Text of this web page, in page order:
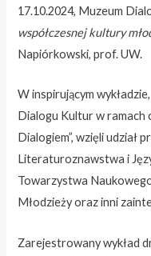
17.10.2024, Muzeum
współczesnej kultury
Napiórkowski, prof. UW.
W inspirującym
Dialogu Kultur w ramach
Dialogiem”, wzięli udział
Literaturoznawstwa i
Towarzystwa
Młodzieży oraz inni
Zarejestrowany wykład